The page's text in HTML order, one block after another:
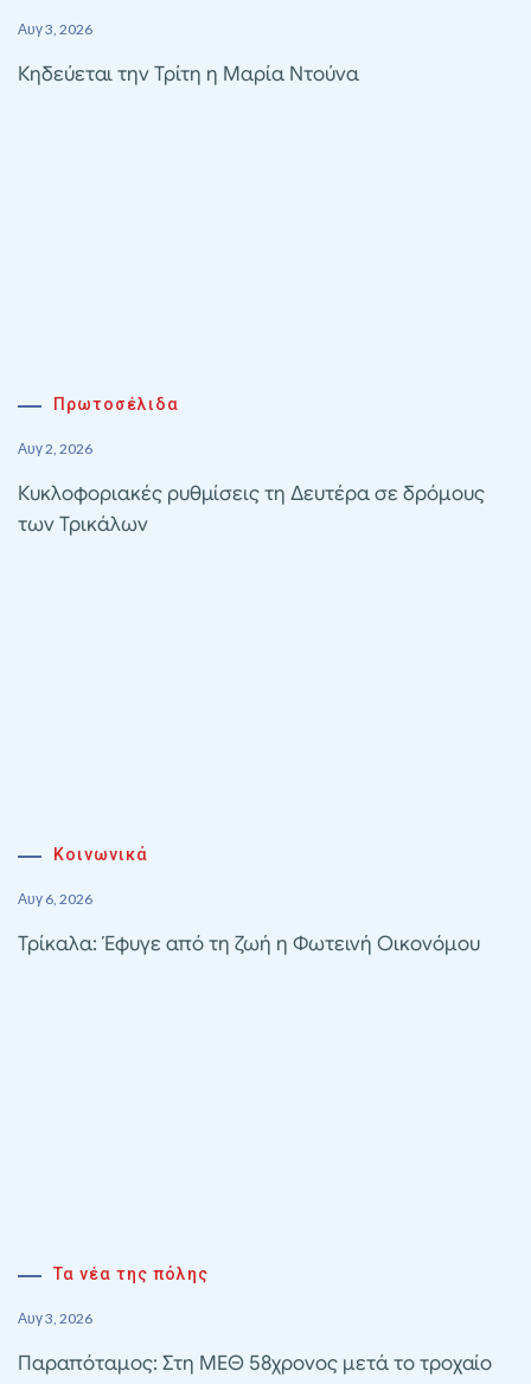
Αυγ 3, 2026
Κηδεύεται την Τρίτη η Μαρία Ντούνα
Πρωτοσέλιδα
Αυγ 2, 2026
Κυκλοφοριακές ρυθμίσεις τη Δευτέρα σε δρόμους
των Τρικάλων
Κοινωνικά
Αυγ 6, 2026
Τρίκαλα: Έφυγε από τη ζωή η Φωτεινή Οικονόμου
Τα νέα της πόλης
Αυγ 3, 2026
Παραπόταμος: Στη ΜΕΘ 58χρονος μετά το τροχαίο